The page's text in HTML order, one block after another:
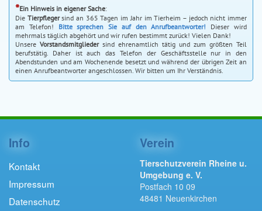
*Ein Hinweis in eigener Sache:
Die Tierpflegersind an 365 Tagen im Jahr im Tierheim – jedoch nicht immer
am Telefon! Bitte sprechen Sie auf den Anrufbeantworter! Dieser wird
mehrmals täglich abgehört und wir rufen bestimmt zurück! Vielen Dank!
Unsere Vorstandsmitgliedersind ehrenamtlich tätig und zum größten Teil
berufstätig. Daher ist auch das Telefon der Geschäftsstelle nur in den
Abendstunden und am Wochenende besetzt und während der übrigen Zeit an
einen Anrufbeantworter angeschlossen. Wir bitten um Ihr Verständnis.
Info
Kontakt
Impressum
Datenschutz
Verein
Tierschutzverein Rheine u.
Umgebung e. V.
Postfach 10 09
48481 Neuenkirchen